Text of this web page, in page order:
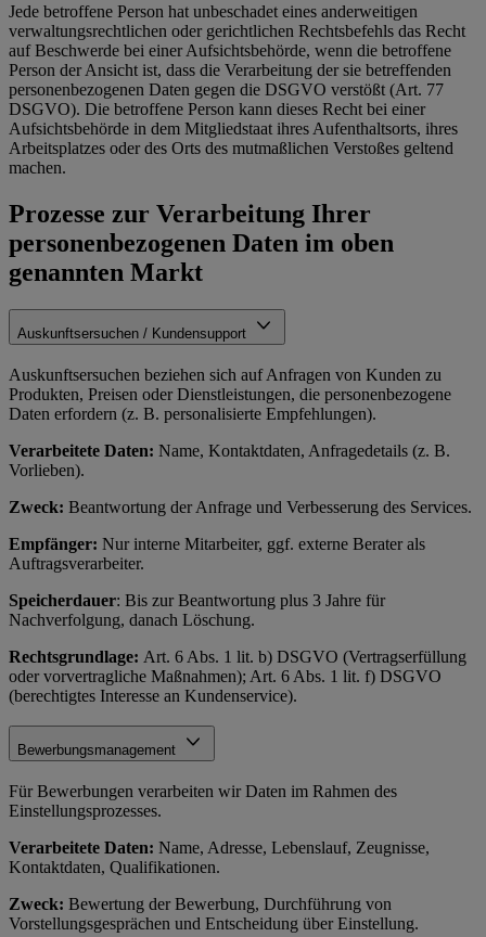
Jede betroffene Person hat unbeschadet eines anderweitigen
verwaltungsrechtlichen oder gerichtlichen Rechtsbefehls das Recht
auf Beschwerde bei einer Aufsichtsbehörde, wenn die betroffene
Person der Ansicht ist, dass die Verarbeitung der sie betreffenden
personenbezogenen Daten gegen die DSGVO verstößt (Art. 77
DSGVO). Die betroffene Person kann dieses Recht bei einer
Aufsichtsbehörde in dem Mitgliedstaat ihres Aufenthaltsorts, ihres
Arbeitsplatzes oder des Orts des mutmaßlichen Verstoßes geltend
machen.
Prozesse zur Verarbeitung Ihrer
personenbezogenen Daten im oben
genannten Markt
Auskunftsersuchen / Kundensupport
Auskunftsersuchen beziehen sich auf Anfragen von Kunden zu
Produkten, Preisen oder Dienstleistungen, die personenbezogene
Daten erfordern (z. B. personalisierte Empfehlungen).
Verarbeitete Daten: Name, Kontaktdaten, Anfragedetails (z. B.
Vorlieben).
Zweck: Beantwortung der Anfrage und Verbesserung des Services.
Empfänger: Nur interne Mitarbeiter, ggf. externe Berater als
Auftragsverarbeiter.
Speicherdauer: Bis zur Beantwortung plus 3 Jahre für
Nachverfolgung, danach Löschung.
Rechtsgrundlage: Art. 6 Abs. 1 lit. b) DSGVO (Vertragserfüllung
oder vorvertragliche Maßnahmen); Art. 6 Abs. 1 lit. f) DSGVO
(berechtigtes Interesse an Kundenservice).
Bewerbungsmanagement
Für Bewerbungen verarbeiten wir Daten im Rahmen des
Einstellungsprozesses.
Verarbeitete Daten: Name, Adresse, Lebenslauf, Zeugnisse,
Kontaktdaten, Qualifikationen.
Zweck: Bewertung der Bewerbung, Durchführung von
Vorstellungsgesprächen und Entscheidung über Einstellung.